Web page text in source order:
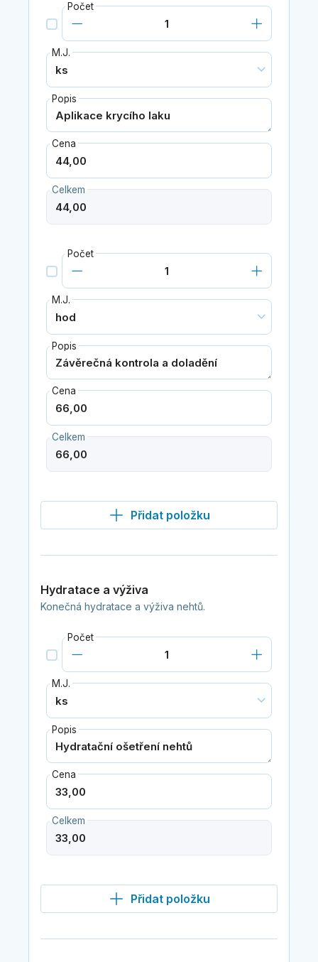
Počet
M.J.
Popis
Cena
Celkem
Počet
M.J.
Popis
Cena
Celkem
Přidat položku
Hydratace a výživa
Konečná hydratace a výživa nehtů.
Počet
M.J.
Popis
Cena
Celkem
Přidat položku